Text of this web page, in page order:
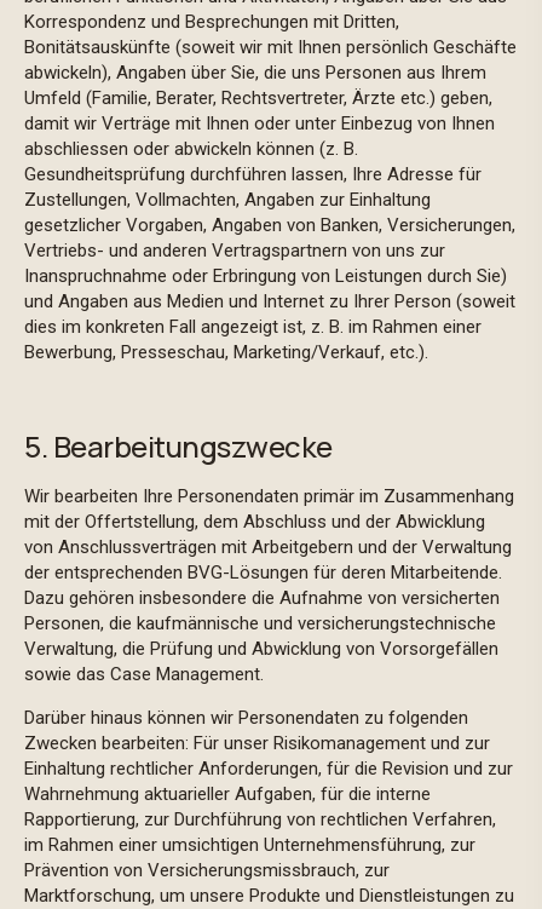
Korrespondenz und Besprechungen mit Dritten,
Bonitätsauskünfte (soweit wir mit Ihnen persönlich Geschäfte
abwickeln), Angaben über Sie, die uns Personen aus Ihrem
Umfeld (Familie, Berater, Rechtsvertreter, Ärzte etc.) geben,
damit wir Verträge mit Ihnen oder unter Einbezug von Ihnen
abschliessen oder abwickeln können (z. B.
Gesundheitsprüfung durchführen lassen, Ihre Adresse für
Zustellungen, Vollmachten, Angaben zur Einhaltung
gesetzlicher Vorgaben, Angaben von Banken, Versicherungen,
Vertriebs- und anderen Vertragspartnern von uns zur
Inanspruchnahme oder Erbringung von Leistungen durch Sie)
und Angaben aus Medien und Internet zu Ihrer Person (soweit
dies im konkreten Fall angezeigt ist, z. B. im Rahmen einer
Bewerbung, Presseschau, Marketing/Verkauf, etc.).
5. Bearbeitungszwecke
Wir bearbeiten Ihre Personendaten primär im Zusammenhang
mit der Offertstellung, dem Abschluss und der Abwicklung
von Anschlussverträgen mit Arbeitgebern und der Verwaltung
der entsprechenden BVG-Lösungen für deren Mitarbeitende.
Dazu gehören insbesondere die Aufnahme von versicherten
Personen, die kaufmännische und versicherungstechnische
Verwaltung, die Prüfung und Abwicklung von Vorsorgefällen
sowie das Case Management.
Darüber hinaus können wir Personendaten zu folgenden
Zwecken bearbeiten: Für unser Risikomanagement und zur
Einhaltung rechtlicher Anforderungen, für die Revision und zur
Wahrnehmung aktuarieller Aufgaben, für die interne
Rapportierung, zur Durchführung von rechtlichen Verfahren,
im Rahmen einer umsichtigen Unternehmensführung, zur
Prävention von Versicherungsmissbrauch, zur
Marktforschung, um unsere Produkte und Dienstleistungen zu